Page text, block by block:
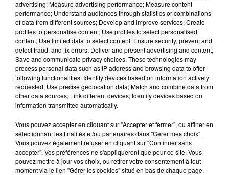
14h28
14h28
DJO
14h25
14h25
14h21
14h21 14h19
14h19
advertising; Measure advertising performance; Measure content
performance; Understand audiences through statistics or combinations
of data from different sources; Develop and improve services; Create
profiles to personalise content; Use profiles to select personalised
content; Use limited data to select content; Ensure security, prevent and
detect fraud, and fix errors; Deliver and present advertising and content;
Save and communicate privacy choices. These technologies may
process personal data such as IP address and browsing data to offer
following functionalities: Identify devices based on information actively
requested; Use precise geolocation data; Match and combine data from
other data sources; Link different devices; Identify devices based on
information transmitted automatically.
Vous pouvez accepter en cliquant sur "Accepter et fermer", ou affiner en
sélectionnant les finalités et/ou partenaires dans "Gérer mes choix".
Vous pouvez également refuser en cliquant sur "Continuer sans
accepter". Vos préférences ne s'appliqueront que pour ce site. Vous
pouvez mettre à jour vos choix, ou retirer votre consentement à tout
moment via le lien "Gérer les cookies" situé en bas de chaque page.